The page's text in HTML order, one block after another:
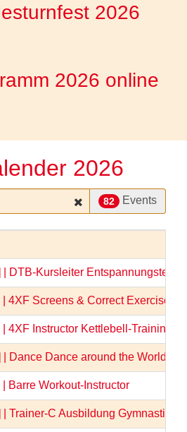
2026
2026 online
2026
82 Events
| DTB-Kursleiter
| 4XF Screens & Correct Exercises
| 4XF Instructor Kettlebell-Training
| Dance Dance around the World
| Barre Workout-Instructor
| Trainer-C Ausbildung Gymnastik/